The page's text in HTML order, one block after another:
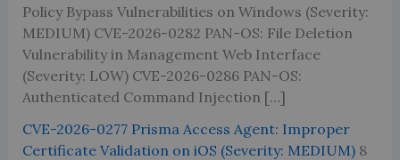
Policy Bypass Vulnerabilities on Windows (Severity:
MEDIUM) CVE-2026-0282 PAN-OS: File Deletion
Vulnerability in Management Web Interface
(Severity: LOW) CVE-2026-0286 PAN-OS:
Authenticated Command Injection […]
CVE-2026-0277 Prisma Access Agent: Improper
Certificate Validation on iOS (Severity: MEDIUM) 8